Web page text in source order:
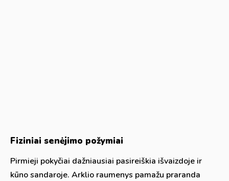
Fiziniai senėjimo požymiai
Pirmieji pokyčiai dažniausiai pasireiškia išvaizdoje ir
kūno sandaroje. Arklio raumenys pamažu praranda